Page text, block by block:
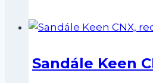
Sandále Keen